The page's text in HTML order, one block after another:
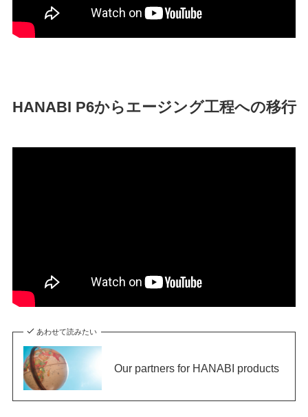
HANABI P6からエージング工程への移行
あわせて読みたい
Our partners for HANABI products